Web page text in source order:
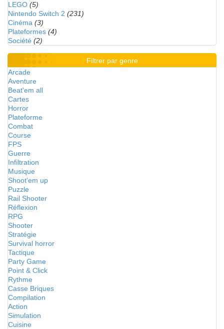
LEGO (5)
Nintendo Switch 2 (231)
Cinéma (3)
Plateformes (4)
Société (2)
Filtrer par genre
Arcade
Aventure
Beat'em all
Cartes
Horror
Plateforme
Combat
Course
FPS
Guerre
Infiltration
Musique
Shoot'em up
Puzzle
Rail Shooter
Réflexion
RPG
Shooter
Stratégie
Survival horror
Tactique
Party Game
Point & Click
Rythme
Casse Briques
Compilation
Action
Simulation
Cuisine